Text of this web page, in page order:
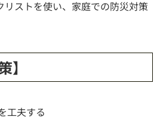
ストを使い、家庭での防災対策
】
工夫する